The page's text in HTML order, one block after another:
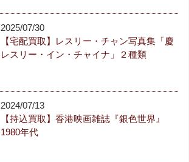
2025/07/30
【宅配買取】レスリー・チャン写真集「慶
レスリー・イン・チャイナ」２種類
2024/07/13
【持込買取】香港映画雑誌『銀色世界』
1980年代